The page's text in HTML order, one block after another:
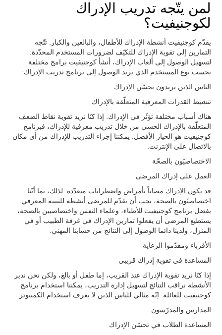
لمن يتّجه تدريب الإدراك
لكوجنيفيت؟
يقدّم كوجنيفيت أنشطة الإدراك للأطفال، والبالغين والكبار. تتّجه
التمارين إلى تقوية الإدراك للتكيّف لضرورات المستخدم المحدّدة.
لتسهيل الوصول إلى ألعاب الإدراك، أنشأ كوجنيفيت برامج مختلفة
بحسب نوع المستخدم الذي يريد الوصول إلى برنامج تدريب الإدراك:
الناس الذين يريدون تحسّن الإدراك
تنشيط القدرات المعرفية المتعلّقة بالإدراك
هناك أسباب مختلفة تؤثّر في الإدراك. إذا كنّا نريد تقوية نقاط الضعف
المتعلّقة بالإدراك الحسي من خلال تدريب معرفية للإدراك، فبرنامج
كوجنيفيت هو الخيار الأفضل. يمكننا إجراء التدريب للإدراك من أي مكان
بالاتصال على الإنترنت.
الاختصاصيّون بالصحّة
العمل على إدراك المرضى
قد يكون الإدراك مصاباً بأمراض واضطرابات متعدّدة. لذلك، بما أنّنا
اختصاصيّون بالصحة، يجب أن نقدّم للمرضى أنشطة للتنبيه المعرفي.
بفضل برنامج كوجنيفيت للأطباء، وعلماء النفس واختصاصيين بالصحة،
يستطيع المرضى أن يفعلوا تمارين الإدراك في غرفة الطبيب أو في
المنزل، ولدينا دائما الوصول إلى النتائج من حسابنا المهني.
الأقرباء ومقدّموا الرعاية
المساعدة في تقوية إدراك قريبي
إذا كنّا نريد تقوية الإدراك عند القريب، إما طفل أو بالغ، ولكن نحن ندير
الأنشطة نراقب النتائج لتسهيل إدارة التدريب، يمكننا استخدام برنامج
كوجنيفيت للعائلة. إنّه مثالي للناس الذين لا يعرف استخدام الكمبيوتر.
المدارس والمدرّسون
المساعدة الطلاب في تحسّن الإدراك